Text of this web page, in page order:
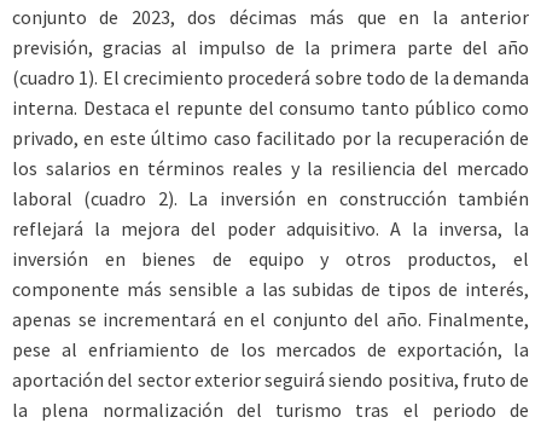
conjunto de 2023, dos décimas más que en la anterior
previsión, gracias al impulso de la primera parte del año
(cuadro 1). El crecimiento procederá sobre todo de la demanda
interna. Destaca el repunte del consumo tanto público como
privado, en este último caso facilitado por la recuperación de
los salarios en términos reales y la resiliencia del mercado
laboral (cuadro 2). La inversión en construcción también
reflejará la mejora del poder adquisitivo. A la inversa, la
inversión en bienes de equipo y otros productos, el
componente más sensible a las subidas de tipos de interés,
apenas se incrementará en el conjunto del año. Finalmente,
pese al enfriamiento de los mercados de exportación, la
aportación del sector exterior seguirá siendo positiva, fruto de
la plena normalización del turismo tras el periodo de